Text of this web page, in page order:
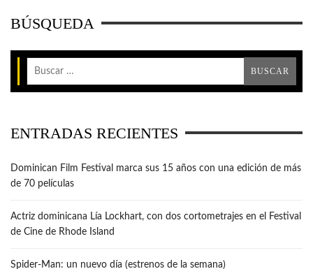
BÚSQUEDA
ENTRADAS RECIENTES
Dominican Film Festival marca sus 15 años con una edición de más
de 70 películas
Actriz dominicana Lía Lockhart, con dos cortometrajes en el Festival
de Cine de Rhode Island
Spider-Man: un nuevo día (estrenos de la semana)